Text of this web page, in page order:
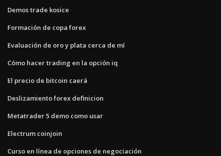
Demos trade kosice
Formación de copa forex
Evaluación de oro y plata cerca de mí
Cómo hacer trading en la opción iq
El precio de bitcoin caerá
Deslizamiento forex definicion
Metatrader 5 demo como usar
Electrum coinjoin
Curso en línea de opciones de negociación